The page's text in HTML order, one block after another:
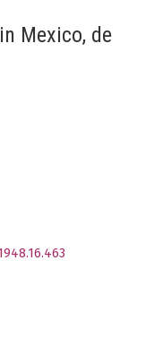
Mexico, de